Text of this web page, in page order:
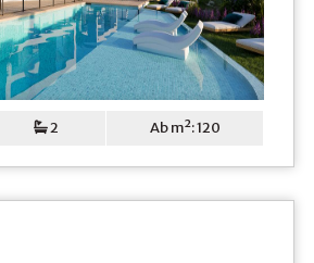
2 Ab m²: 120